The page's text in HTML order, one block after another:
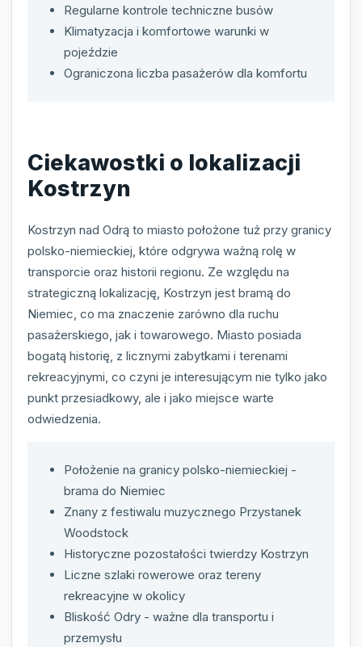
Regularne kontrole techniczne busów
Klimatyzacja i komfortowe warunki w
pojeździe
Ograniczona liczba pasażerów dla komfortu
Ciekawostki o lokalizacji
Kostrzyn
Kostrzyn nad Odrą to miasto położone tuż przy granicy
polsko-niemieckiej, które odgrywa ważną rolę w
transporcie oraz historii regionu. Ze względu na
strategiczną lokalizację, Kostrzyn jest bramą do
Niemiec, co ma znaczenie zarówno dla ruchu
pasażerskiego, jak i towarowego. Miasto posiada
bogatą historię, z licznymi zabytkami i terenami
rekreacyjnymi, co czyni je interesującym nie tylko jako
punkt przesiadkowy, ale i jako miejsce warte
odwiedzenia.
Położenie na granicy polsko-niemieckiej -
brama do Niemiec
Znany z festiwalu muzycznego Przystanek
Woodstock
Historyczne pozostałości twierdzy Kostrzyn
Liczne szlaki rowerowe oraz tereny
rekreacyjne w okolicy
Bliskość Odry - ważne dla transportu i
przemysłu